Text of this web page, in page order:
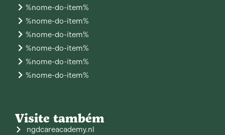
%nome-do-item%
%nome-do-item%
%nome-do-item%
%nome-do-item%
%nome-do-item%
%nome-do-item%
Visite também
ngdcareacademy.nl